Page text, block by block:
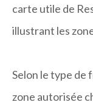
carte utile de
illustrant les
Selon le type de
zone autorisée